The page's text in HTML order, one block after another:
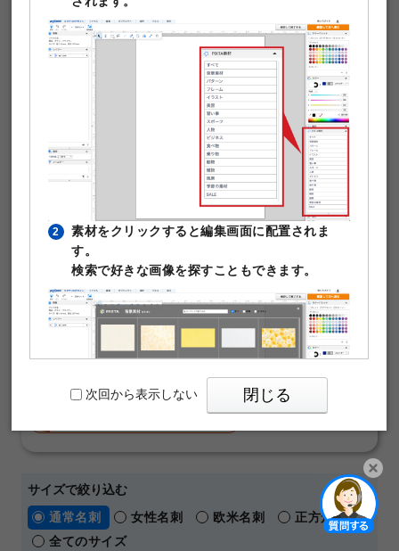
「医療・福祉」がテーマの名刺作成に使える無料デザイン
テンプレートです。写真や文字を入れるだけで本格的な名
刺が作成できます。テンプレート編集は無料。そのまま印
刷注文が可能です。
￥480
通常名刺 オンデマンド 片面モノクロ マットコート180kg
名刺の料金や仕様の詳細はこちら
【 人気の名刺デザインテーマ 】
ショップカード
メッセージカード
サイズで絞り込む
通常名刺
女性名刺 欧米名刺
正方形名刺
全てのサイズ
2
素材をクリックすると編集画面に配置されま
す。
検索で好きな画像を探すこともできます。
PIXTAの透かし文字は印刷時に消えますのでご
安心ください。
次回から表示しない 閉じる
開く